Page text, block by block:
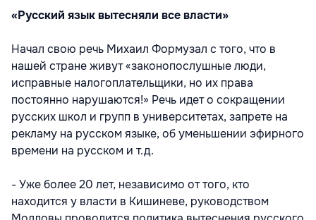
«Русский язык вытесняли все власти»
Начал свою речь Михаил Формузал с того, что в
нашей стране живут «законопослушные люди,
исправные налогоплательщики, но их права
постоянно нарушаются!» Речь идет о сокращении
русских школ и групп в университетах, запрете на
рекламу на русском языке, об уменьшении эфирного
времени на русском и т.д.
- Уже более 20 лет, независимо от того, кто
находится у власти в Кишиневе, руководством